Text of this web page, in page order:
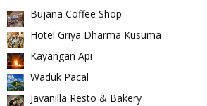
Bujana Coffee Shop
Hotel Griya Dharma Kusuma
Kayangan Api
Waduk Pacal
Javanilla Resto & Bakery